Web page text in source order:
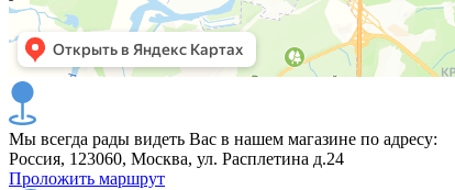
Мы всегда рады видеть Вас в нашем магазине по адресу:
Россия, 123060, Москва, ул. Расплетина д.24
Проложить маршрут